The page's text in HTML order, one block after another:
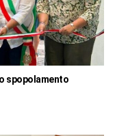
spopolamento